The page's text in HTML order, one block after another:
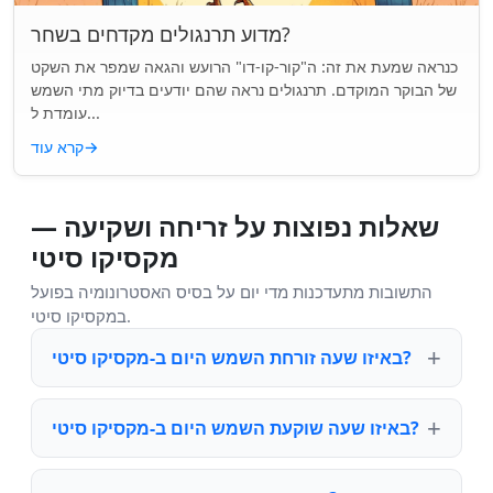
מדוע תרנגולים מקדחים בשחר?
כנראה שמעת את זה: ה"קור-קו-דו" הרועש והגאה שמפר את השקט
של הבוקר המוקדם. תרנגולים נראה שהם יודעים בדיוק מתי השמש
עומדת ל...
קרא עוד→
שאלות נפוצות על זריחה ושקיעה —
מקסיקו סיטי
התשובות מתעדכנות מדי יום על בסיס האסטרונומיה בפועל
במקסיקו סיטי.
באיזו שעה זורחת השמש היום ב-מקסיקו סיטי?
באיזו שעה שוקעת השמש היום ב-מקסיקו סיטי?